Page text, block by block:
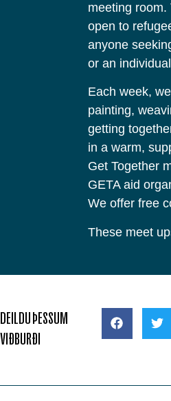
meeting
open to
anyone
or an
Each week,
painting,
getting
in a warm,
Get Together
GETA aid
We offer free
These meet
DEILDU ÞESSUM
VIÐBURÐI